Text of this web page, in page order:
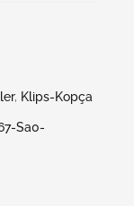
, Klips-Kopça
Sa0-